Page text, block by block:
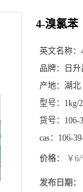
4-溴氯苯
英文名称：
品牌：
日
产地： 湖北
型号： 1kg/
货号： 106-
cas： 106-
价格： ￥
发布日期：